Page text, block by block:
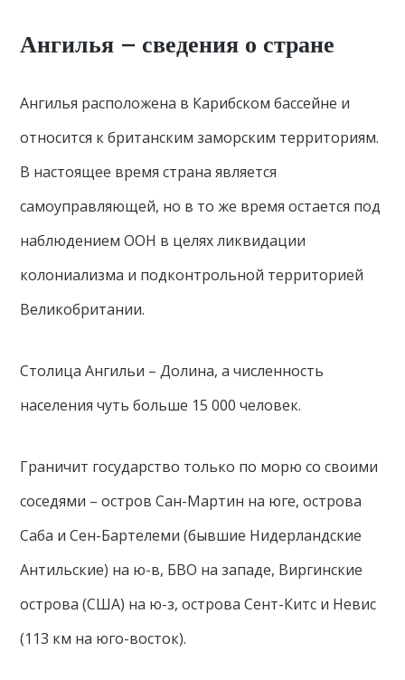
Ангилья – сведения о стране
Ангилья расположена в Карибском бассейне и
относится к британским заморским территориям.
В настоящее время страна является
самоуправляющей, но в то же время остается под
наблюдением ООН в целях ликвидации
колониализма и подконтрольной территорией
Великобритании.
Столица Ангильи – Долина, а численность
населения чуть больше 15 000 человек.
Граничит государство только по морю со своими
соседями – остров Сан-Мартин на юге, острова
Саба и Сен-Бартелеми (бывшие Нидерландские
Антильские) на ю-в, БВО на западе, Виргинские
острова (США) на ю-з, острова Сент-Китс и Невис
(113 км на юго-восток).